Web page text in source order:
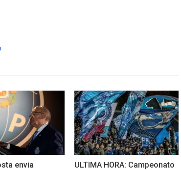
envia
ULTIMA HORA: Campeonato